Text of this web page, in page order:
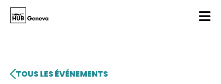
TOUS LES ÉVÉNEMENTS